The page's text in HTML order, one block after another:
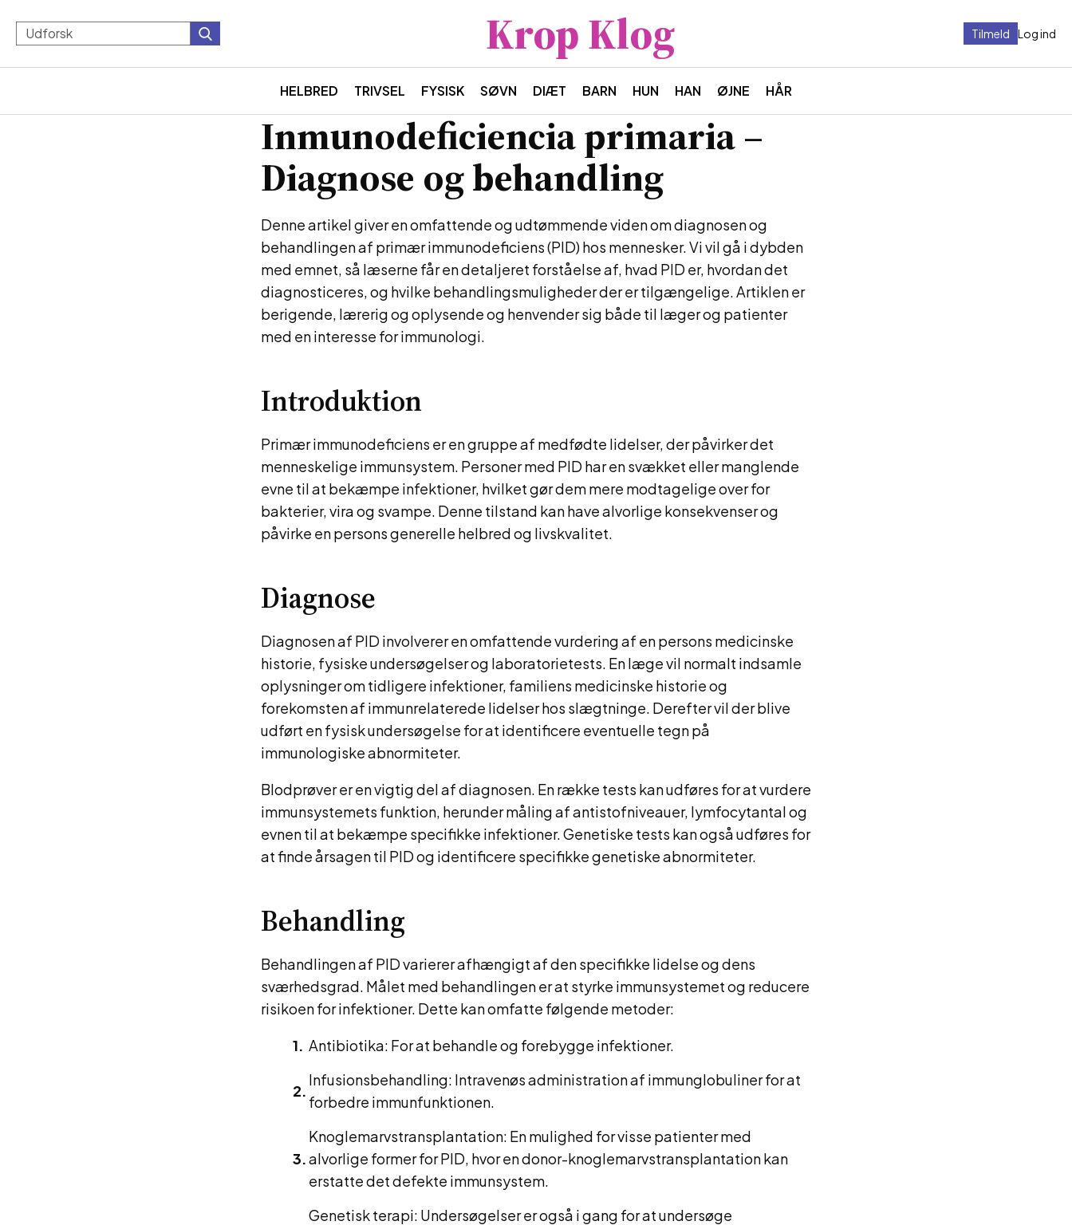
Krop Klog Log ind
Tilmeld
HELBRED TRIVSEL FYSISK SØVN DIÆT BARN HUN HAN ØJNE HÅR
Inmunodeficiencia primaria –
Diagnose og behandling
Denne artikel giver en omfattende og udtømmende viden om diagnosen og
behandlingen af primær immunodeficiens (PID) hos mennesker. Vi vil gå i dybden
med emnet, så læserne får en detaljeret forståelse af, hvad PID er, hvordan det
diagnosticeres, og hvilke behandlingsmuligheder der er tilgængelige. Artiklen er
berigende, lærerig og oplysende og henvender sig både til læger og patienter
med en interesse for immunologi.
Introduktion
Primær immunodeficiens er en gruppe af medfødte lidelser, der påvirker det
menneskelige immunsystem. Personer med PID har en svækket eller manglende
evne til at bekæmpe infektioner, hvilket gør dem mere modtagelige over for
bakterier, vira og svampe. Denne tilstand kan have alvorlige konsekvenser og
påvirke en persons generelle helbred og livskvalitet.
Diagnose
Diagnosen af ​​PID involverer en omfattende vurdering af en persons medicinske
historie, fysiske undersøgelser og laboratorietests. En læge vil normalt indsamle
oplysninger om tidligere infektioner, familiens medicinske historie og
forekomsten af ​​immunrelaterede lidelser hos slægtninge. Derefter vil der blive
udført en fysisk undersøgelse for at identificere eventuelle tegn på
immunologiske abnormiteter.
Blodprøver er en vigtig del af diagnosen. En række tests kan udføres for at vurdere
immunsystemets funktion, herunder måling af antistofniveauer, lymfocytantal og
evnen til at bekæmpe specifikke infektioner. Genetiske tests kan også udføres for
at finde årsagen til PID og identificere specifikke genetiske abnormiteter.
Behandling
Behandlingen af PID varierer afhængigt af den specifikke lidelse og dens
sværhedsgrad. Målet med behandlingen er at styrke immunsystemet og reducere
risikoen for infektioner. Dette kan omfatte følgende metoder:
Antibiotika: For at behandle og forebygge infektioner.
Infusionsbehandling: Intravenøs administration af immunglobuliner for at
forbedre immunfunktionen.
Knoglemarvstransplantation: En mulighed for visse patienter med
alvorlige former for PID, hvor en donor-knoglemarvstransplantation kan
erstatte det defekte immunsystem.
Genetisk terapi: Undersøgelser er også i gang for at undersøge